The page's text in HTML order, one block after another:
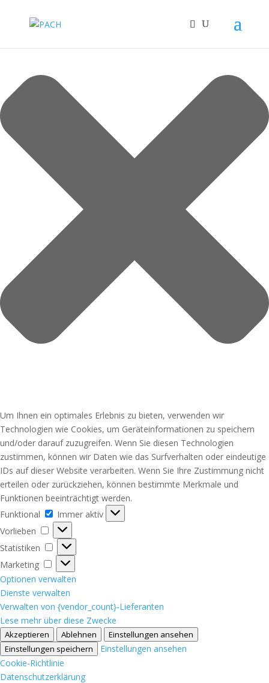
Um Ihnen ein optimales Erlebnis zu bieten, verwenden wir
Technologien wie Cookies, um Geräteinformationen zu speichern
und/oder darauf zuzugreifen. Wenn Sie diesen Technologien
zustimmen, können wir Daten wie das Surfverhalten oder eindeutige
IDs auf dieser Website verarbeiten. Wenn Sie Ihre Zustimmung nicht
erteilen oder zurückziehen, können bestimmte Merkmale und
Funktionen beeinträchtigt werden.
Funktional
Funktional
Immer aktiv
Vorlieben
Vorlieben
Statistiken
Statistiken
Marketing
Marketing
Optionen verwalten
Dienste verwalten
Verwalten von {vendor_count}-Lieferanten
Lese mehr über diese Zwecke
Akzeptieren Ablehnen
Einstellungen ansehen
Einstellungen speichern
Einstellungen ansehen
Cookie-Richtlinie
Datenschutzerklärung